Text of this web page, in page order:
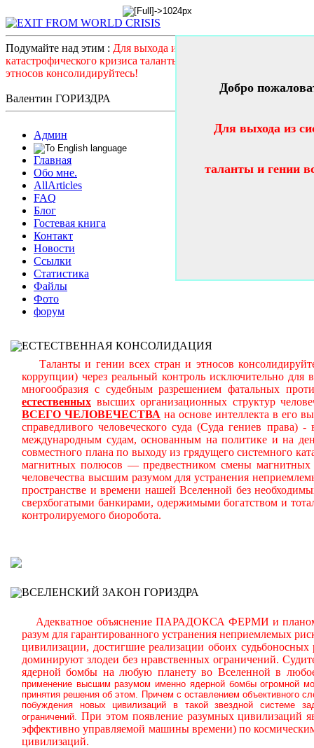
Подумайте над этим : Для выхода из системного
катастрофического кризиса таланты и гении всех стран и
этносов консолидируйтесь!
Валентин ГОРИЗДРА
Админ
Главная
Обо мне.
AllArticles
FAQ
Блог
Гостевая книга
Контакт
Новости
Ссылки
Статистика
Файлы
Фото
форум
ЕСТЕСТВЕННАЯ КОНСОЛИДАЦИЯ
Таланты и гении всех стран и этносов
коррупции) через реальный контроль исключительно
многообразия с судебным разрешением фатальных
естественных высших организационных структур
ВСЕГО ЧЕЛОВЕЧЕСТВА на основе интеллекта в его
справедливого человеческого суда (Суда гениев
международным судам, основанным на политике и на
совместного плана по выходу из грядущего системного
магнитных полюсов — предвестником смены магнитных
человечества высшим разумом для устранения
пространстве и времени нашей Вселенной без
сверхбогатыми банкирами, одержимыми богатством и
контролируемого биоробота.
ВСЕЛЕНСКИЙ ЗАКОН ГОРИЗДРА
Адекватное объяснение ПАРАДОКСА ФЕРМИ и
разум для гарантированного устранения неприемлемых
цивилизации, достигшие реализации обоих
доминируют злодеи без нравственных ограничений.
ядерной бомбы на любую планету во Вселенной в
применение высшим разумом именно ядерной бомбы огромной
принятия решения об этом. Причем с оставлением объективного
побуждения новых цивилизаций в такой звездной системе
ограничений. При этом появление разумных цивилизаций
эффективно управляемой машины времени) по
цивилизаций.
Добро
Для выхода из
таланты и гении